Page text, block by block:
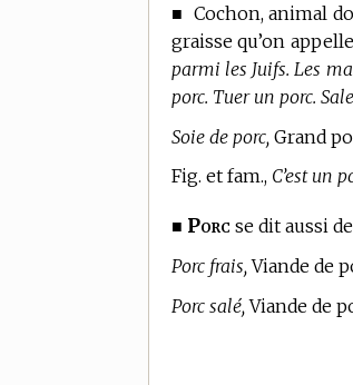
■ Cochon, animal
graisse qu’on
parmi les Juifs. Les
porc. Tuer un porc.
Soie de porc, Grand
Fig. et fam., C’est un
■ Porc se dit aussi
Porc frais, Viande de
Porc salé, Viande de